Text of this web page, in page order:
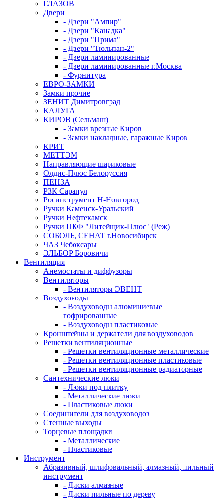
ГЛАЗОВ
Двери
- Двери "Ампир"
- Двери "Канадка"
- Двери "Прима"
- Двери "Тюльпан-2"
- Двери ламинированные
- Двери ламинированные г.Москва
- Фурнитура
ЕВРО-ЗАМКИ
Замки прочие
ЗЕНИТ Димитровград
КАЛУГА
КИРОВ (Сельмаш)
- Замки врезные Киров
- Замки накладные, гаражные Киров
КРИТ
МЕТТЭМ
Направляющие шариковые
Олдис-Плюс Белоруссия
ПЕНЗА
РЗК Сарапул
Росинструмент Н-Новгород
Ручки Каменск-Уральский
Ручки Нефтекамск
Ручки ПКФ "Литейщик-Плюс" (Реж)
СОБОЛЬ, СЕНАТ г.Новосибирск
ЧАЗ Чебоксары
ЭЛЬБОР Боровичи
Вентиляция
Анемостаты и диффузоры
Вентиляторы
- Вентиляторы ЭВЕНТ
Воздуховоды
- Воздуховоды алюминиевые
гофрированные
- Воздуховоды пластиковые
Кронштейны и держатели для воздуховодов
Решетки вентиляционные
- Решетки вентиляционные металлические
- Решетки вентиляционные пластиковые
- Решетки вентиляционные радиаторные
Сантехнические люки
- Люки под плитку
- Металлические люки
- Пластиковые люки
Соединители для воздуховодов
Стенные выходы
Торцевые площадки
- Металлические
- Пластиковые
Инструмент
Абразивный, шлифовальный, алмазный, пильный
инструмент
- Диски алмазные
- Диски пильные по дереву